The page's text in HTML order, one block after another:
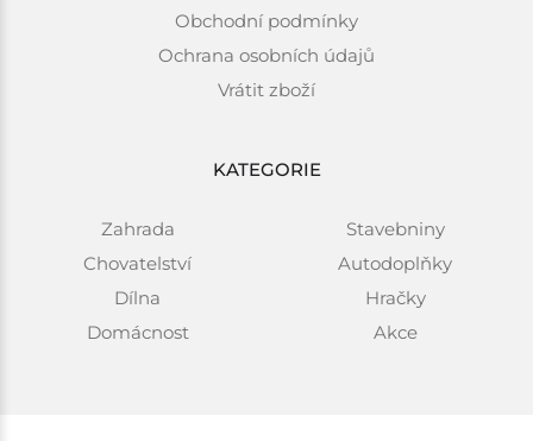
Obchodní podmínky
Ochrana osobních údajů
Vrátit zboží
KATEGORIE
Zahrada
Chovatelství
Dílna
Domácnost
Stavebniny
Autodoplňky
Hračky
Akce